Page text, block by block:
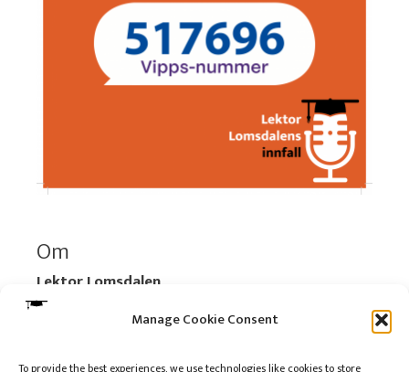
Manage Cookie Consent
To provide the best experiences, we use technologies like cookies to store
Om
Lektor Lomsdalen
Organisasjonsnummer:
920 712 312 MVA